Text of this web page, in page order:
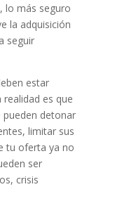
lo más seguro
la adquisición
seguir
estar
es que
pueden detonar
limitar sus
tu oferta ya no
ser
crisis